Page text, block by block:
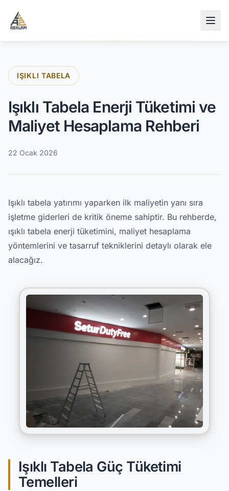
IŞIKLI TABELA
Işıklı Tabela Enerji Tüketimi ve
Maliyet Hesaplama Rehberi
22 Ocak 2026
Işıklı tabela yatırımı yaparken ilk maliyetin yanı sıra
işletme giderleri de kritik öneme sahiptir. Bu rehberde,
ışıklı tabela enerji tüketimini, maliyet hesaplama
yöntemlerini ve tasarruf tekniklerini detaylı olarak ele
alacağız.
Işıklı Tabela Güç Tüketimi
Temelleri